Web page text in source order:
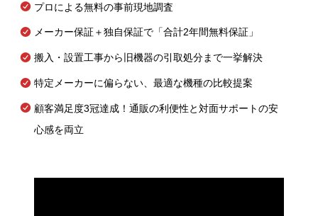
プロによる無料の事前現地調査
メーカー保証＋独自保証で「合計2年間無料保証」
搬入・設置工事から旧機器の引取処分まで一挙解決
特定メーカーに偏らない、最適な機種の比較提案
顧客満足度3冠達成！通販の利便性と対面サポートの安
心感を両立